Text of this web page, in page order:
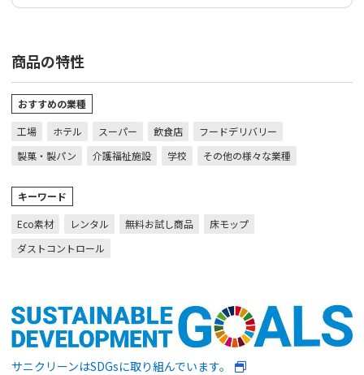
商品の特性
おすすめの業種
工場
ホテル スーパー 飲食店
フードデリバリー
製菓・製パン
介護福祉施設 学校 その他の様々な業種
キーワード
Eco素材
レンタル 無料お試し商品
床モップ
ダストコントロール
サニクリーンはSDGsに取り組んでいます。